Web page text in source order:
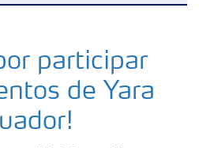
Digital
de fertilizantes
participar
de Yara